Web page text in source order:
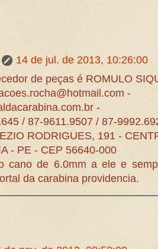
14 de jul. de 2013, 10:26:00
de peças é ROMULO
-
-
/ 87-9611.9507 / 87-
RODRIGUES, 191 -
- PE - CEP 56640-000
cano de 6.0mm a ele e
da carabina providencia.